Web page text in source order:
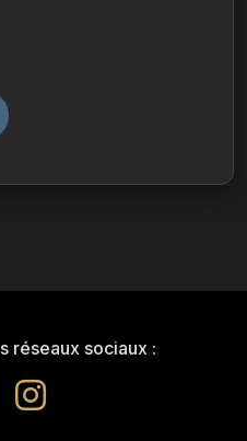
réseaux sociaux :